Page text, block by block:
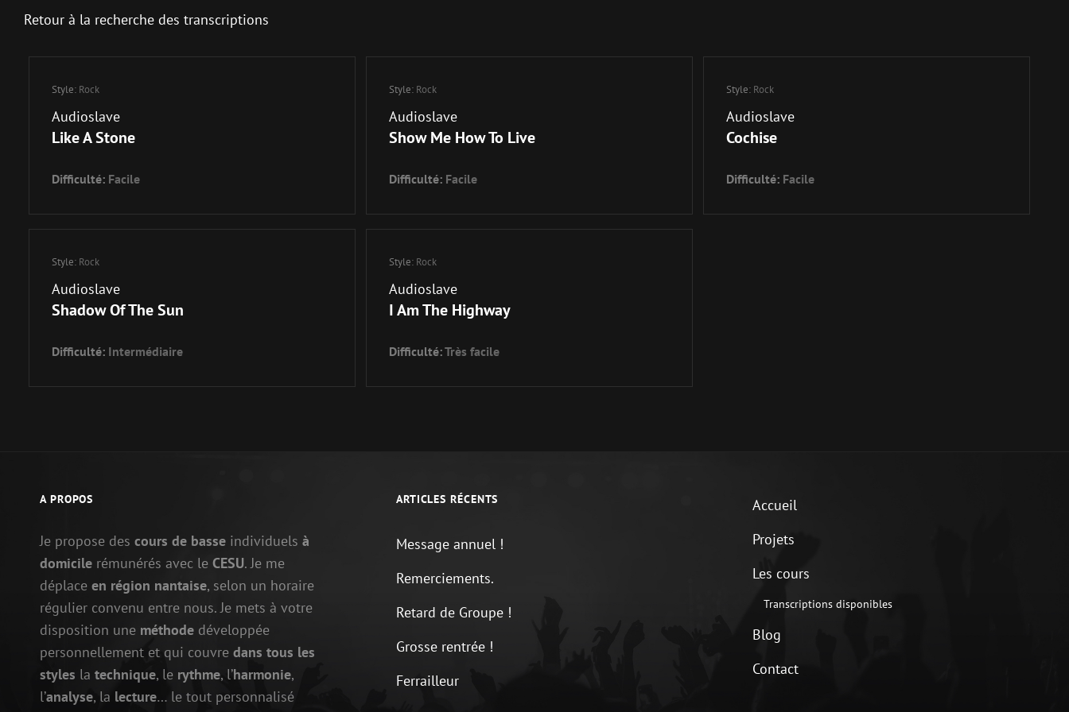
Retour à la recherche des transcriptions
Style: Rock
Audioslave
Like A Stone
Difficulté: Facile
Style: Rock
Audioslave
Show Me How To Live
Difficulté: Facile
Style: Rock
Audioslave
Cochise
Difficulté: Facile
Style: Rock
Audioslave
Shadow Of The Sun
Difficulté: Intermédiaire
Style: Rock
Audioslave
I Am The Highway
Difficulté:Très facile
A PROPOS
Je propose des cours de basse individuels à
domicile rémunérés avec le CESU. Je me
déplace en région nantaise, selon un horaire
régulier convenu entre nous. Je mets à votre
disposition une méthode développée
personnellement et qui couvre dans tous les
styles la technique, le rythme, l’harmonie,
l’analyse, la lecture… le tout personnalisé
ARTICLES RÉCENTS
Message annuel !
Remerciements.
Retard de Groupe !
Grosse rentrée !
Ferrailleur
Accueil
Projets
Les cours
Transcriptions disponibles
Blog
Contact